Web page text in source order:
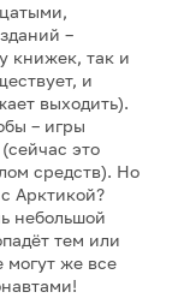
–
книжек, так и
и
выходить).
– игры
это
средств). Но
Арктикой?
небольшой
тем или
же все